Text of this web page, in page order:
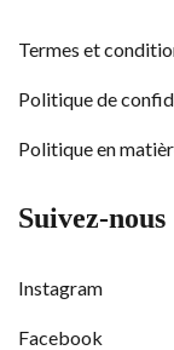
Termes et
Politique de
Politique en
Suivez-nous
Instagram
Facebook